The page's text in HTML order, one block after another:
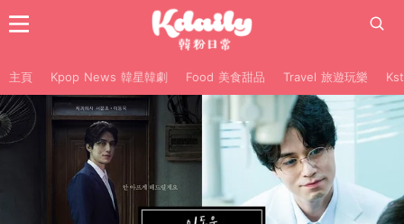
主頁 Kpop News 韓星韓劇 Food 美食甜品 Travel 旅遊玩樂